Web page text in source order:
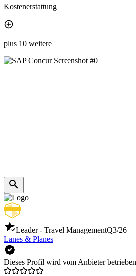
Kostenerstattung
plus 10 weitere
Leader - Travel ManagementQ3/26
Lanes & Planes
Dieses Profil wird vom Anbieter betrieben